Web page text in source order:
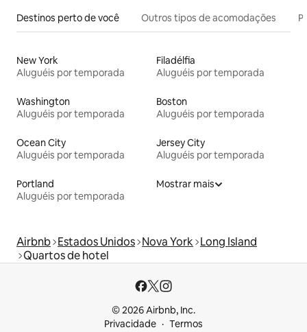
Destinos perto de você Outros tipos de acomodações
New York
Aluguéis por temporada
Filadélfia
Aluguéis por temporada
Washington
Aluguéis por temporada
Boston
Aluguéis por temporada
Ocean City
Aluguéis por temporada
Jersey City
Aluguéis por temporada
Portland
Aluguéis por temporada
Mostrar mais
Airbnb Estados Unidos Nova York Long Island
Quartos de hotel
© 2026 Airbnb, Inc.
Privacidade
Termos